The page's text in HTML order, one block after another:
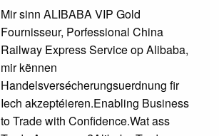
Mir sinn ALIBABA VIP Gold
Fournisseur, Porfessional China
Railway Express Service op Alibaba,
mir kënnen
Handelsversécherungsuerdnung fir
Iech akzeptéieren.Enabling Business
to Trade with Confidence.Wat ass